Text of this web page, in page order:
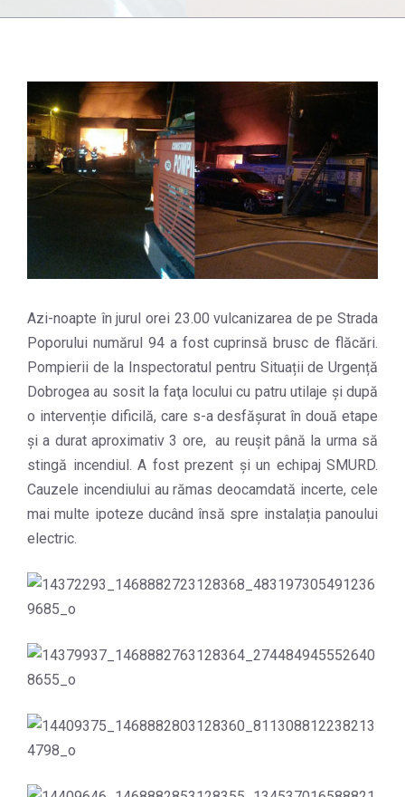
Azi-noapte în jurul orei 23.00 vulcanizarea de pe Strada
Poporului numărul 94 a fost cuprinsă brusc de flăcări.
Pompierii de la Inspectoratul pentru Situații de Urgență
Dobrogea au sosit la faţa locului cu patru utilaje și după
o intervenție dificilă, care s-a desfășurat în două etape
și a durat aproximativ 3 ore, au reușit până la urma să
stingă incendiul. A fost prezent și un echipaj SMURD.
Cauzele incendiului au rămas deocamdată incerte, cele
mai multe ipoteze ducând însă spre instalația panoului
electric.